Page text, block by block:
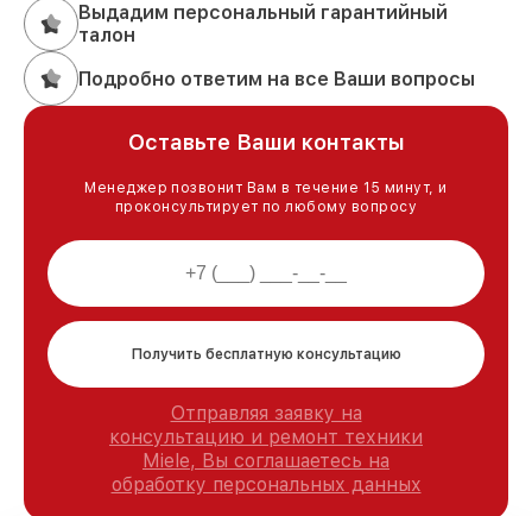
Выдадим персональный гарантийный
талон
Подробно ответим на все Ваши вопросы
Оставьте Ваши контакты
Менеджер позвонит Вам в течение 15 минут, и
проконсультирует по любому вопросу
Получить бесплатную консультацию
Отправляя заявку на
консультацию и ремонт техники
Miele, Вы соглашаетесь на
обработку персональных данных